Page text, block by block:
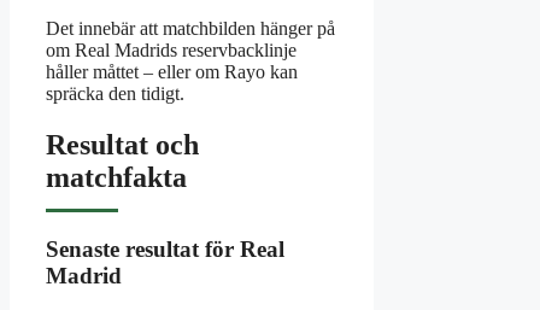
Det innebär att matchbilden hänger på
om Real Madrids reservbacklinje
håller måttet – eller om Rayo kan
spräcka den tidigt.
Resultat och
matchfakta
Senaste resultat för Real
Madrid